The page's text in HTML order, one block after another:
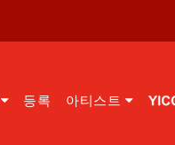
등록 아티스트